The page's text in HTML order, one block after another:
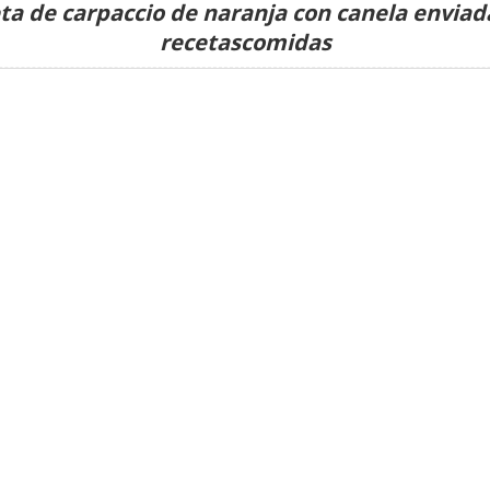
de carpaccio de naranja con canela
recetascomidas